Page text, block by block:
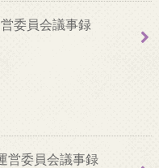
委員会議事録
営委員会議事録